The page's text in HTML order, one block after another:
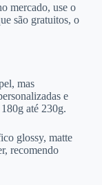
mercado, use o
são gratuitos, o
mas
e
até 230g.
glossy, matte
recomendo